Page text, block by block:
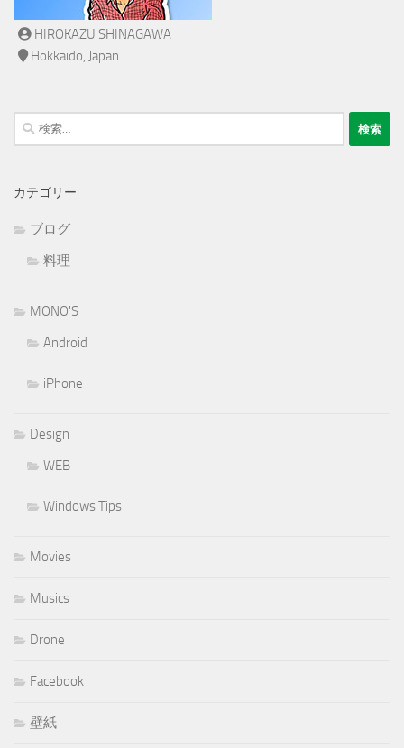
HIROKAZU SHINAGAWA
Hokkaido, Japan
検
索:
カテゴリー
ブログ
料理
MONO'S
Android
iPhone
Design
WEB
Windows Tips
Movies
Musics
Drone
Facebook
壁紙